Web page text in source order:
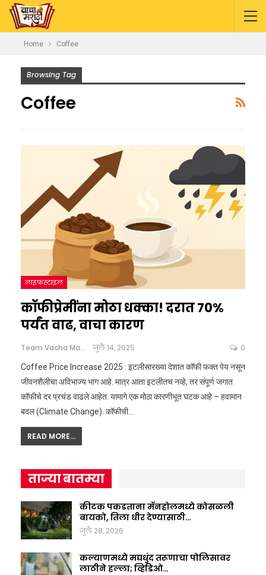
Home Coffee
Browsing Tag
Coffee
लाइफस्टाइल
कॉफीप्रेमींना मोठा धक्का! दरात 70%
पर्यंत वाढ, वाचा कारण
Team Vacha Marathi जुलै 14, 2025 0
Coffee Price Increase 2025 : इटलीसारख्या देशात कॉफी फक्त पेय नसून
जीवनशैलीचा अविभाज्य भाग आहे. मात्र आता इटलीतच नव्हे, तर संपूर्ण जगात
कॉफीचे दर प्रचंड वाढले आहेत. यामागे एक मोठा कारणीभूत घटक आहे – हवामान
बदल (Climate Change). कॉफीची…
READ MORE...
ताज्या बातम्या
कीटक पकडताना मॅनहोलमध्ये कोसळली
बायको, तिला धीर देण्यासाठी…
जुलै 28, 2026
कल्याणमध्ये मद्यधुंद तरूणाचा पोलिसावर
लाठीने हल्ला; व्हिडिओ…